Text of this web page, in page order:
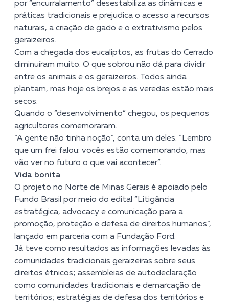
por “encurralamento” desestabiliza as dinâmicas e
práticas tradicionais e prejudica o acesso a recursos
naturais, a criação de gado e o extrativismo pelos
geraizeiros.
Com a chegada dos eucaliptos, as frutas do Cerrado
diminuíram muito. O que sobrou não dá para dividir
entre os animais e os geraizeiros. Todos ainda
plantam, mas hoje os brejos e as veredas estão mais
secos.
Quando o “desenvolvimento” chegou, os pequenos
agricultores comemoraram.
“A gente não tinha noção”, conta um deles. “Lembro
que um frei falou: vocês estão comemorando, mas
vão ver no futuro o que vai acontecer”.
Vida bonita
O projeto no Norte de Minas Gerais é apoiado pelo
Fundo Brasil por meio do edital “Litigância
estratégica, advocacy e comunicação para a
promoção, proteção e defesa de direitos humanos”,
lançado em parceria com a Fundação Ford.
Já teve como resultados as informações levadas às
comunidades tradicionais geraizeiras sobre seus
direitos étnicos; assembleias de autodeclaração
como comunidades tradicionais e demarcação de
territórios; estratégias de defesa dos territórios e